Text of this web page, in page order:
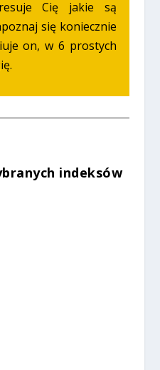
Cię jakie są
się koniecznie
on, w 6 prostych
indeksów